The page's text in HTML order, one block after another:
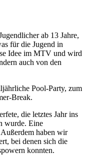
ab 13 Jahre,
für die Jugend in
Idee im MTV und wird
auch von den
Pool-Party, zum
Break.
die letztes Jahr ins
wurde. Eine
haben wir
bei denen sich die
konnten.